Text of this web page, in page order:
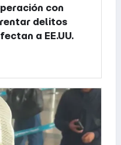
con
delitos
a EE.UU.